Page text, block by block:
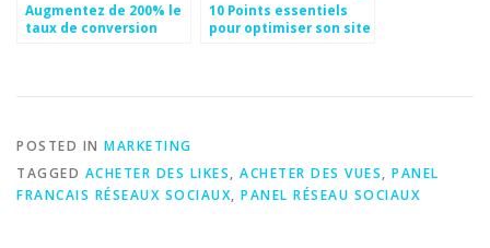
Augmentez de 200% le
taux de conversion
10 Points essentiels
pour optimiser son site
POSTED IN MARKETING
TAGGED ACHETER DES LIKES, ACHETER DES VUES, PANEL
FRANCAIS RÉSEAUX SOCIAUX, PANEL RÉSEAU SOCIAUX